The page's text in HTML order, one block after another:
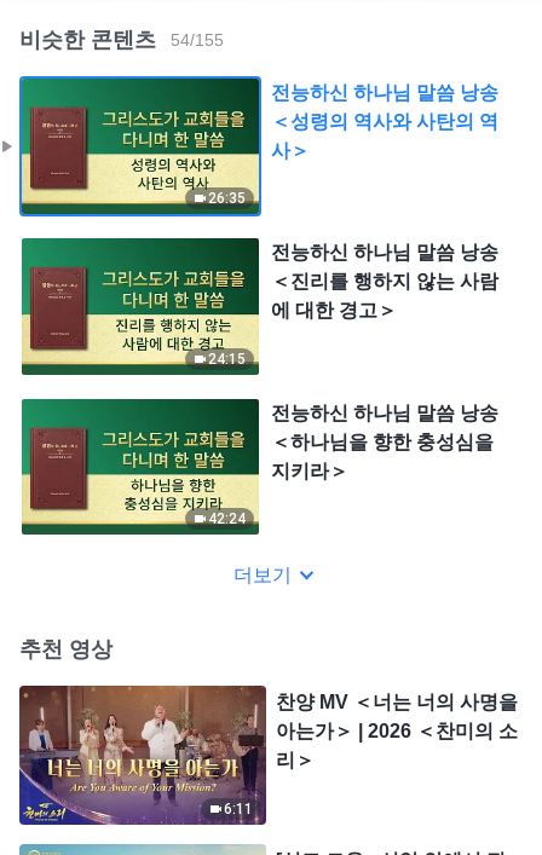
비슷한 콘텐츠 54/155
26:35
전능하신 하나님 말씀 낭송
＜성령의 역사와 사탄의 역
사＞
24:15
전능하신 하나님 말씀 낭송
＜진리를 행하지 않는 사람
에 대한 경고＞
42:24
전능하신 하나님 말씀 낭송
＜하나님을 향한 충성심을
지키라＞
더보기
추천 영상
6:11
찬양 MV ＜너는 너의 사명을
아는가＞ | 2026 ＜찬미의 소
리＞